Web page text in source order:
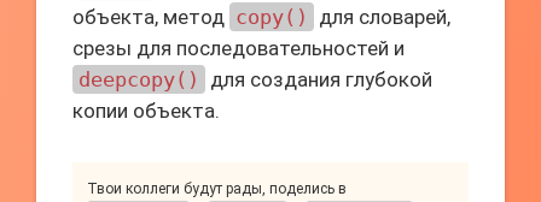
объекта, метод copy()
для словарей,
срезы для последовательностей и
deepcopy()
для создания глубокой
копии объекта.
Твои коллеги будут рады, поделись в